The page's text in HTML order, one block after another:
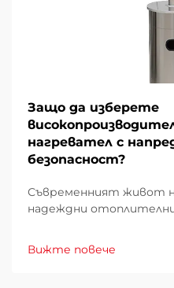
Защо да изберете
нагревател с
безопасност?
Съвременният живот
надеждни
стандарти за
терасов нагревател
Вижте повече